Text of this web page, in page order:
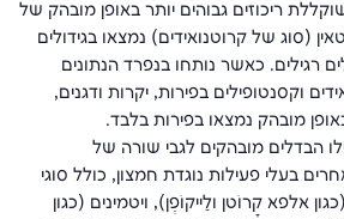
ריכוזים גבוהים יותר באופן מובהק של
(סוג של קרוטנואידים) נמצאו בגידולים
רגילים. כאשר נותחו בנפרד הנתונים
וקסנטופילים בפירות, יקרות ודגנים,
באופן מובהק נמצאו בפירות בלבד.
הבדלים מובהקים לגבי שורה של
בעלי פעילות נוגדת חמצון, כולל סוגי
אלפא קָרוֹטן ולַייקוֹפֶּן), ויטמינים (כגון